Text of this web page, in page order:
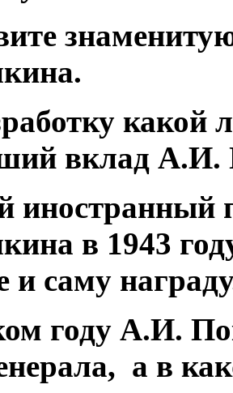
какой
вклад
иностранный
в 1943
и саму
году А.И.
а в